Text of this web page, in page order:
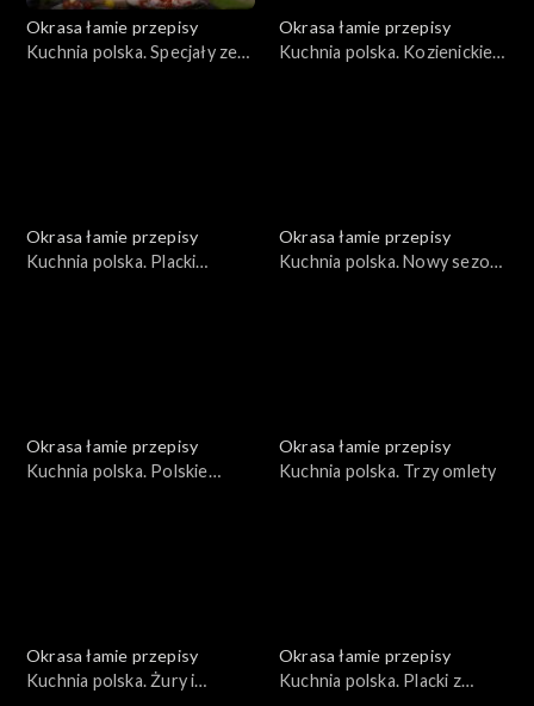
Okrasa łamie przepisy
Kuchnia polska. Specjały ze
Okrasa łamie przepisy
Kuchnia polska. Kozienickie
Okrasa łamie przepisy
Kuchnia polska. Placki
Okrasa łamie przepisy
Kuchnia polska. Nowy sezon
Okrasa łamie przepisy
Kuchnia polska. Polskie
Okrasa łamie przepisy
Kuchnia polska. Trzy omlety
Okrasa łamie przepisy
Kuchnia polska. Żury i
Okrasa łamie przepisy
Kuchnia polska. Placki z